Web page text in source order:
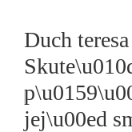
Duch
jej\u00ed